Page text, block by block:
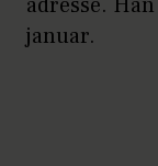
adresse.
januar.